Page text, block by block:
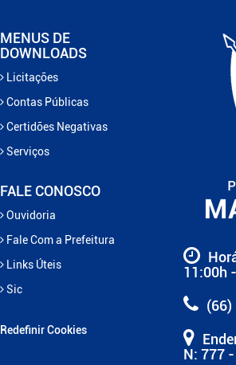
11:00h
(66)
N: 777
MENUS DE
DOWNLOADS
Licitações
Contas Públicas
Certidões Negativas
Serviços
FALE CONOSCO
Ouvidoria
Fale Com a Prefeitura
Links Úteis
Sic
Redefinir Cookies